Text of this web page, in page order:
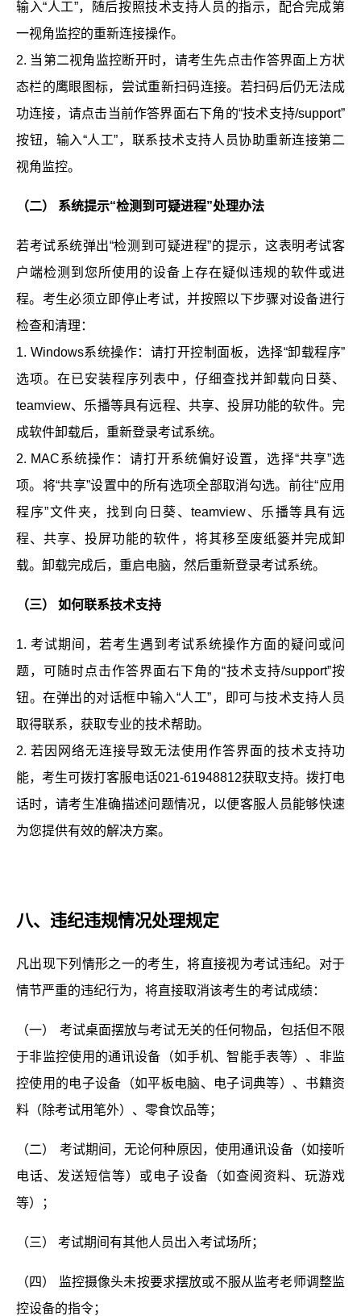
输入“人工”，随后按照技术支持人员的指示，配合完成第
一视角监控的重新连接操作。
2. 当第二视角监控断开时，请考生先点击作答界面上方状
态栏的鹰眼图标，尝试重新扫码连接。若扫码后仍无法成
功连接，请点击当前作答界面右下角的“技术支持/support”
按钮，输入“人工”，联系技术支持人员协助重新连接第二
视角监控。
（二） 系统提示“检测到可疑进程”处理办法
若考试系统弹出“检测到可疑进程”的提示，这表明考试客
户端检测到您所使用的设备上存在疑似违规的软件或进
程。考生必须立即停止考试，并按照以下步骤对设备进行
检查和清理：
1. Windows系统操作：请打开控制面板，选择“卸载程序”
选项。在已安装程序列表中，仔细查找并卸载向日葵、
teamview、乐播等具有远程、共享、投屏功能的软件。完
成软件卸载后，重新登录考试系统。
2. MAC系统操作：请打开系统偏好设置，选择“共享”选
项。将“共享”设置中的所有选项全部取消勾选。前往“应用
程序”文件夹，找到向日葵、teamview、乐播等具有远
程、共享、投屏功能的软件，将其移至废纸篓并完成卸
载。卸载完成后，重启电脑，然后重新登录考试系统。
（三） 如何联系技术支持
1. 考试期间，若考生遇到考试系统操作方面的疑问或问
题，可随时点击作答界面右下角的“技术支持/support”按
钮。在弹出的对话框中输入“人工”，即可与技术支持人员
取得联系，获取专业的技术帮助。
2. 若因网络无连接导致无法使用作答界面的技术支持功
能，考生可拨打客服电话021-61948812获取支持。拨打电
话时，请考生准确描述问题情况，以便客服人员能够快速
为您提供有效的解决方案。
八、 违纪违规情况处理规定
凡出现下列情形之一的考生，将直接视为考试违纪。对于
情节严重的违纪行为，将直接取消该考生的考试成绩：
（一）
考试桌面摆放与考试无关的任何物品，包括但不限
于非监控使用的通讯设备（如手机、智能手表等）、非监
控使用的电子设备（如平板电脑、电子词典等）、书籍资
料（除考试用笔外）、零食饮品等；
（二）
考试期间，无论何种原因，使用通讯设备（如接听
电话、发送短信等）或电子设备（如查阅资料、玩游戏
等）；
（三） 考试期间有其他人员出入考试场所；
（四） 监控摄像头未按要求摆放或不服从监考老师调整监
控设备的指令；